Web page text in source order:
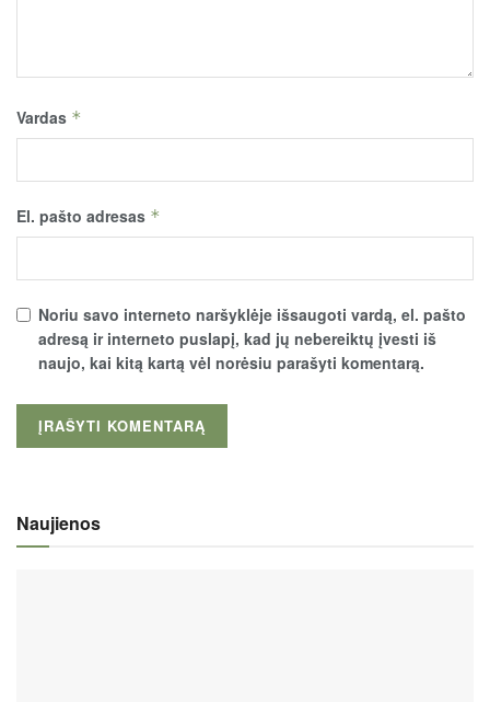
Vardas *
El. pašto adresas *
Noriu savo interneto naršyklėje išsaugoti vardą, el. pašto
adresą ir interneto puslapį, kad jų nebereiktų įvesti iš
naujo, kai kitą kartą vėl norėsiu parašyti komentarą.
Naujienos